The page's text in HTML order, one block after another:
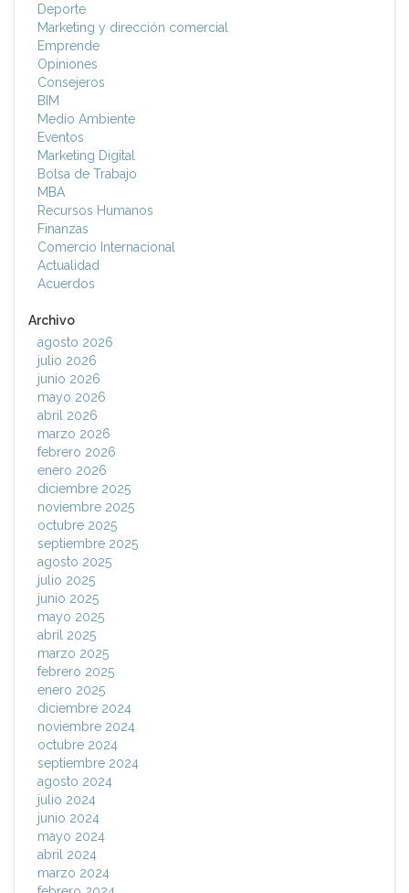
Deporte
Marketing y dirección comercial
Emprende
Opiniones
Consejeros
BIM
Medio Ambiente
Eventos
Marketing Digital
Bolsa de Trabajo
MBA
Recursos Humanos
Finanzas
Comercio Internacional
Actualidad
Acuerdos
Archivo
agosto 2026
julio 2026
junio 2026
mayo 2026
abril 2026
marzo 2026
febrero 2026
enero 2026
diciembre 2025
noviembre 2025
octubre 2025
septiembre 2025
agosto 2025
julio 2025
junio 2025
mayo 2025
abril 2025
marzo 2025
febrero 2025
enero 2025
diciembre 2024
noviembre 2024
octubre 2024
septiembre 2024
agosto 2024
julio 2024
junio 2024
mayo 2024
abril 2024
marzo 2024